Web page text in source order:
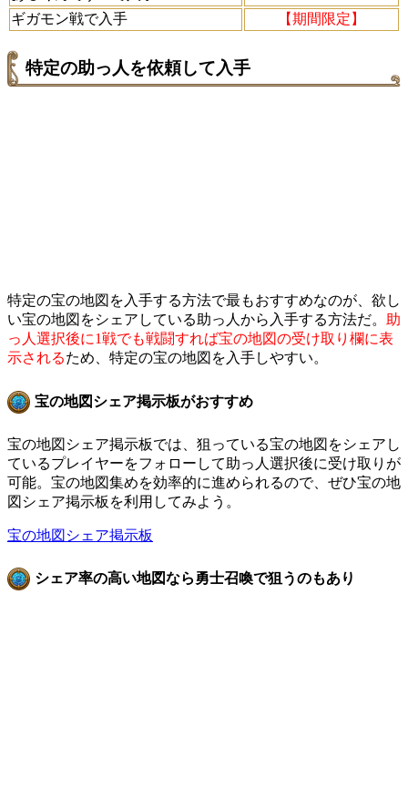
ギガモン戦で入手
【期間限定】
特定の助っ人を依頼して入手
特定の宝の地図を入手する方法で最もおすすめなのが、欲し
い宝の地図をシェアしている助っ人から入手する方法だ。
助
っ人選択後に1戦でも戦闘すれば宝の地図の受け取り欄に表
示されるため、特定の宝の地図を入手しやすい。
宝の地図シェア掲示板がおすすめ
宝の地図シェア掲示板では、狙っている宝の地図をシェアし
ているプレイヤーをフォローして助っ人選択後に受け取りが
可能。宝の地図集めを効率的に進められるので、ぜひ宝の地
図シェア掲示板を利用してみよう。
宝の地図シェア掲示板
シェア率の高い地図なら勇士召喚で狙うのもあり